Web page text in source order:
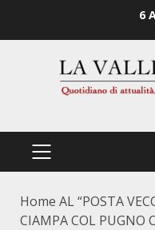
6
PRIMÄRES
Home AL “POSTA
CIAMPA COL PUGNO